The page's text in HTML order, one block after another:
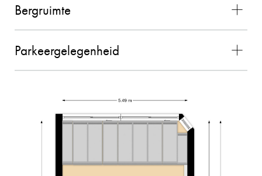
Bergruimte
Parkeergelegenheid
02-11-2025
De verkoop van onze woning door Charles
verliep geweldig! We hebben ervaren dat
Charles kundig is, persoonlijke contact
hetzelfde doel. Hij denkt graag mee en is